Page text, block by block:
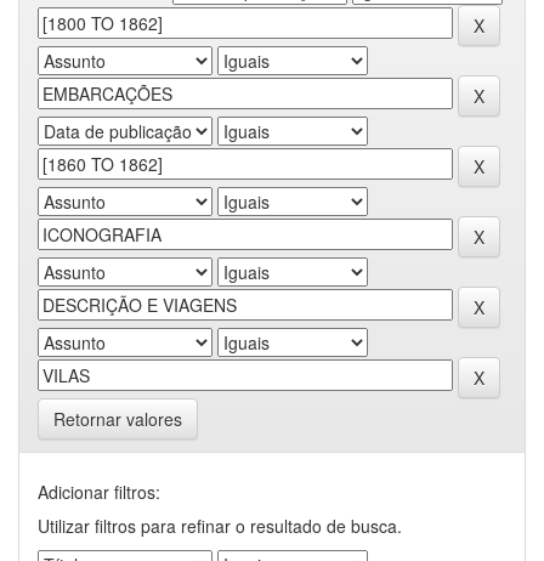
Retornar valores
Adicionar filtros:
Utilizar filtros para refinar o resultado de busca.